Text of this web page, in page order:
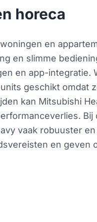
horeca
en
en slimme
en app-integratie.
geschikt omdat
kan Mitsubishi
Bij
vaak robuuster
en geven